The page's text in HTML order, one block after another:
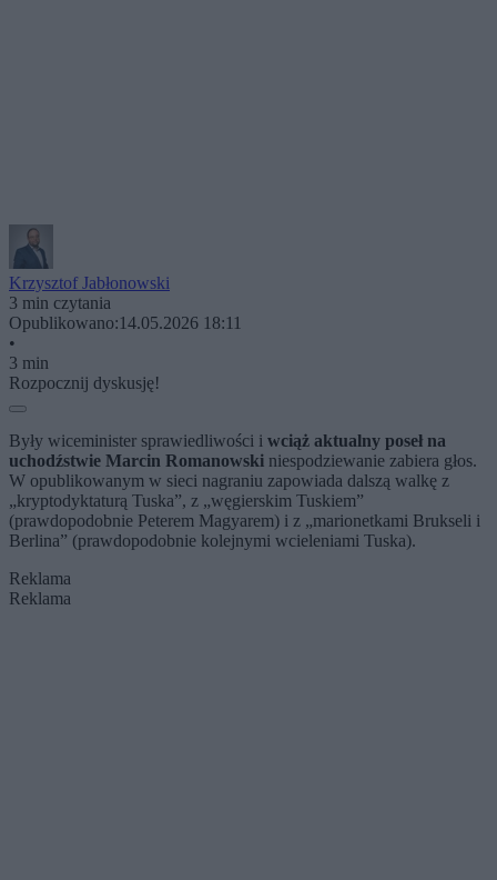
Krzysztof Jabłonowski
3 min czytania
Opublikowano:14.05.2026 18:11
•
3 min
Rozpocznij dyskusję!
Były wiceminister sprawiedliwości i wciąż aktualny poseł na
uchodźstwie Marcin Romanowski niespodziewanie zabiera głos.
W opublikowanym w sieci nagraniu zapowiada dalszą walkę z
„kryptodyktaturą Tuska”, z „węgierskim Tuskiem”
(prawdopodobnie Peterem Magyarem) i z „marionetkami Brukseli i
Berlina” (prawdopodobnie kolejnymi wcieleniami Tuska).
Reklama
Reklama